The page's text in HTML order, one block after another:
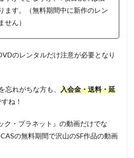
ます。（無料期間中に新作のレン
せん）
のレンタルだけ注意が必要となり
忘れがちな方も、 入会金・送料・延
ね！
ク・プラネット』の動画だけでな
の無料期間で沢山のSF作品の動画